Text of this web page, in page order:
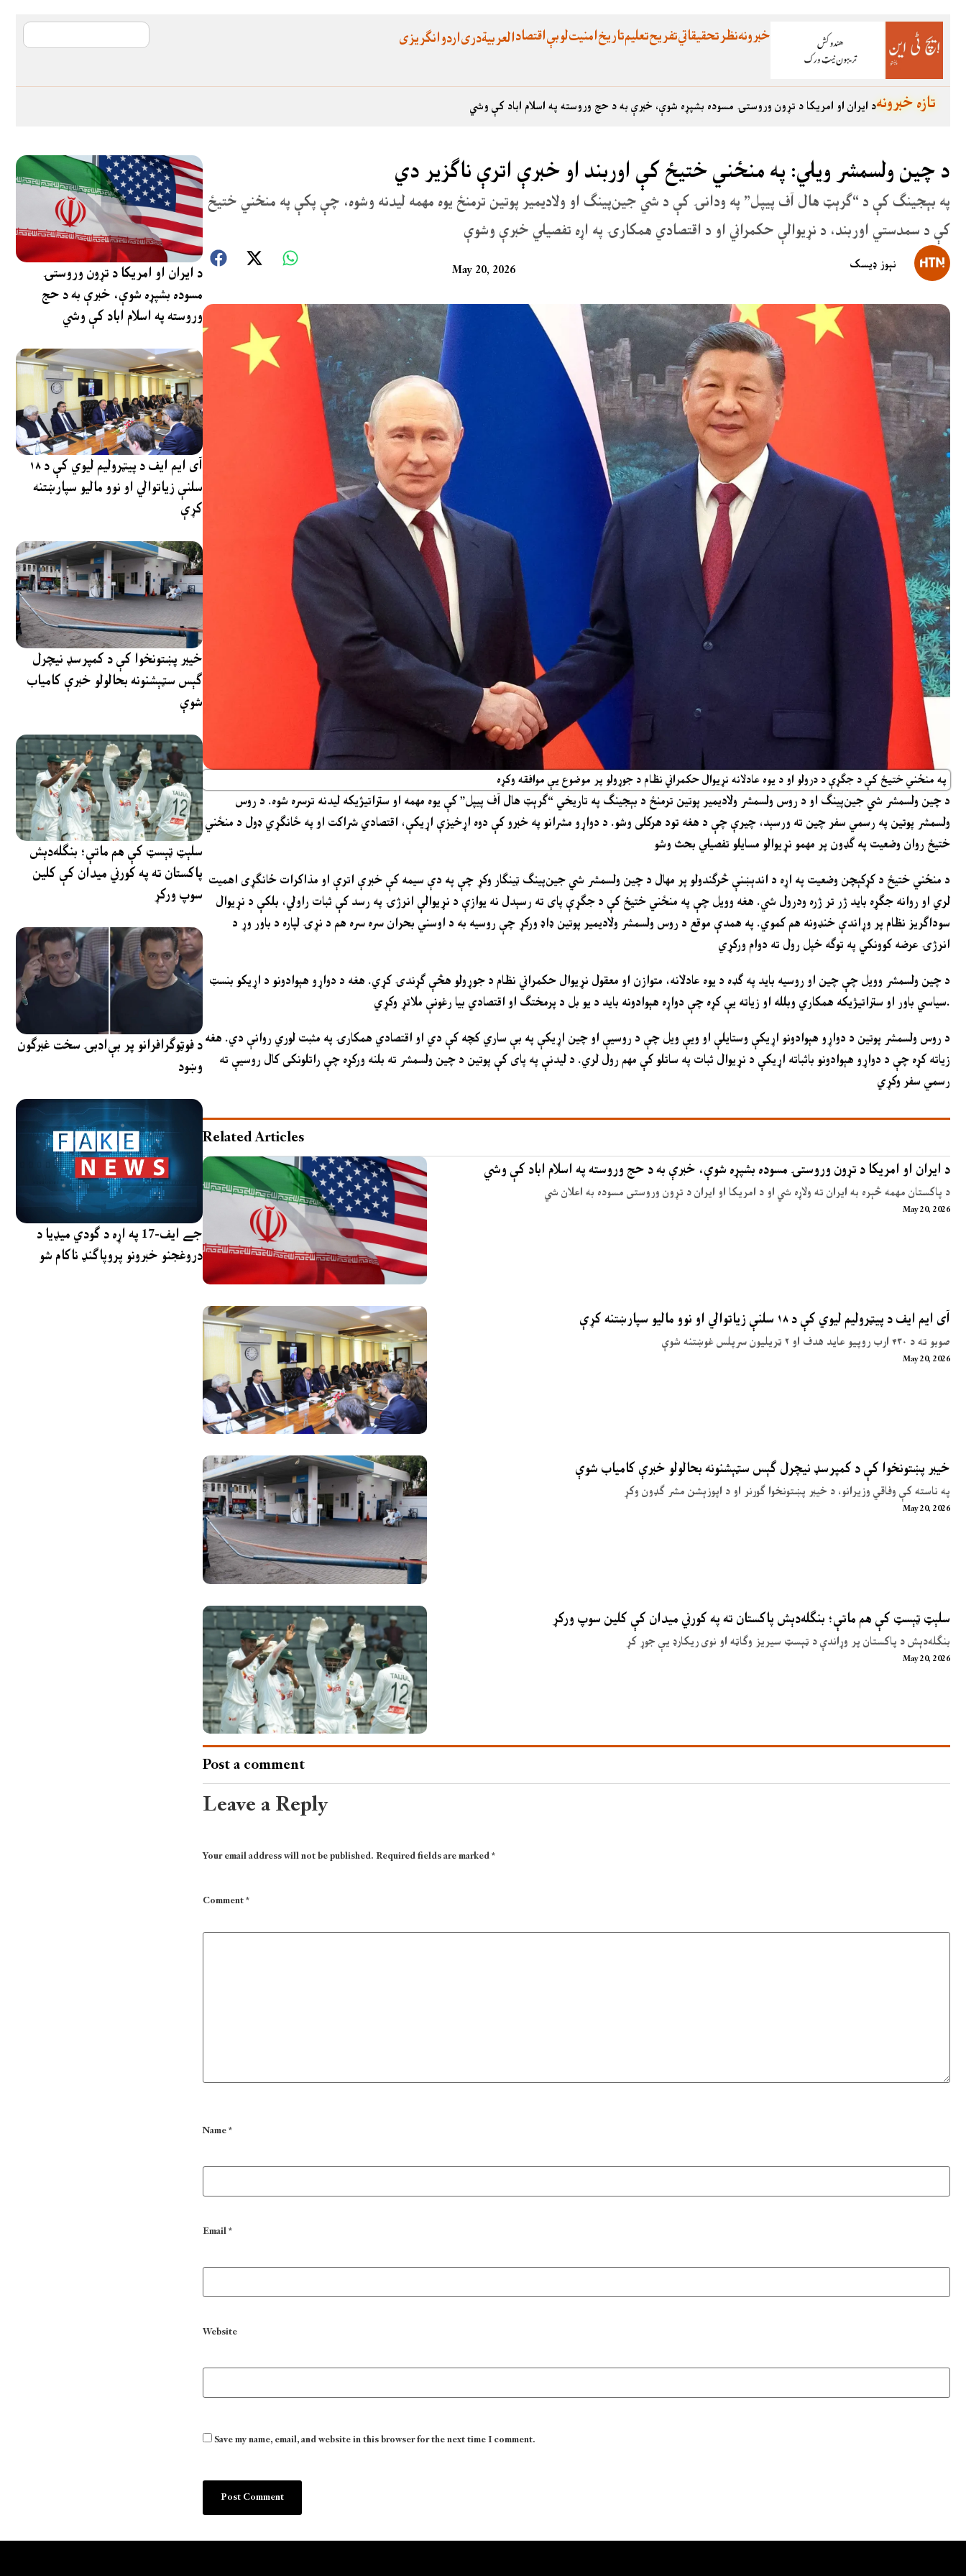
اقتصادلوبېامنیتتاریختعلیمتفریحتحقیقاتينظرخبرونه انگریزیاردودریالعربية
د ایران او امریکا د تړون وروستۍ مسوده بشپړه شوې، خبرې به د حج وروسته په اسلام اباد کې وشيتازه خبرونه
د ایران او امریکا د تړون وروستۍ
مسوده بشپړه شوې، خبرې به د حج
وروسته په اسلام اباد کې وشي
آی ایم ایف د پیټرولیم لیوي کې د ۱۸
سلنې زیاتوالي او نوو مالیو سپارښتنه
کړې
خیبر پښتونخوا کې د کمپرسډ نیچرل
ګېس سټېشنونه بحالولو خبرې کامیاب
شوې
سلېټ ټېسټ کې هم ماتې؛ بنګله‌دېش
پاکستان ته په کورني میدان کې کلین
سوپ ورکړ
د فوټوګرافرانو پر بې‌ادبۍ سخت غبرګون
وښود
جے ایف-17 په اړه د ګودي میډیا د
دروغجنو خبرونو پروپاګنډ ناکام شو
د چین ولسمشر ویلي: په منځني ختیځ کې اوربند او خبرې اترې ناگزیر دي
په بېجینګ کې د “ګرېټ هال آف پیپل” په ودانۍ کې د شي جین‌پینګ او ولادیمیر پوتین ترمنځ یوه مهمه لیدنه وشوه، چې پکې په منځني ختیځ
کې د سمدستي اوربند، د نړیوالې حکمراني او د اقتصادي همکارۍ په اړه تفصیلي خبرې وشوې
May 20, 2026 نېوز ډیسک
په منځني ختیځ کې د جګړې د درولو او د یوه عادلانه نړیوال حکمراني نظام د جوړولو پر موضوع یې موافقه وکړه
د چین ولسمشر شي جین‌پینګ او د روس ولسمشر ولادیمیر پوتین ترمنځ د بېجینګ په تاریخي “ګرېټ هال آف پیپل” کې یوه مهمه او ستراتیژیکه لیدنه ترسره شوه. د روس
ولسمشر پوتین په رسمي سفر چین ته ورسېد، چیرې چې د هغه تود هرکلی وشو. د دواړو مشرانو په خبرو کې دوه اړخیزې اړیکې، اقتصادي شراکت او په ځانګړي ډول د منځني
ختیځ روان وضعیت په ګډون پر مهمو نړیوالو مسایلو تفصیلي بحث وشو
د منځني ختیځ د کړکېچن وضعیت په اړه د اندېښنې څرګندولو پر مهال د چین ولسمشر شي جین‌پینګ ټینګار وکړ چې په دې سیمه کې خبرې اترې او مذاکرات ځانګړی اهمیت
لري او روانه جګړه باید ژر تر ژره ودرول شي. هغه وویل چې په منځني ختیځ کې د جګړې پای ته رسېدل نه یوازې د نړیوالې انرژۍ په رسد کې ثبات راولي، بلکې د نړیوال
سوداګریز نظام پر وړاندې خنډونه هم کموي. په همدې موقع د روس ولسمشر ولادیمیر پوتین ډاډ ورکړ چې روسیه به د اوسني بحران سره سره هم د نړۍ لپاره د باور وړ د
انرژۍ عرضه کوونکي په توګه خپل رول ته دوام ورکړي
د چین ولسمشر وویل چې چین او روسیه باید په ګډه د یوه عادلانه، متوازن او معقول نړیوال حکمراني نظام د جوړولو هڅې ګړندۍ کړي. هغه د دواړو هېوادونو د اړیکو بنسټ
سیاسي باور او ستراتیژیکه همکاري وبلله او زیاته یې کړه چې دواړه هېوادونه باید د یو بل د پرمختګ او اقتصادي بیا رغونې ملاتړ وکړي.
د روس ولسمشر پوتین د دواړو هېوادونو اړیکې وستایلې او ویې ویل چې د روسیې او چین اړیکې په بې ساري کچه کې دي او اقتصادي همکارۍ په مثبت لوري روانې دي. هغه
زیاته کړه چې د دواړو هېوادونو باثباته اړیکې د نړیوال ثبات په ساتلو کې مهم رول لري. د لیدنې په پای کې پوتین د چین ولسمشر ته بلنه ورکړه چې راتلونکی کال روسیې ته
رسمي سفر وکړي
Related Articles
د ایران او امریکا د تړون وروستۍ مسوده بشپړه شوې، خبرې به د حج وروسته په اسلام اباد کې وشي
د پاکستان مهمه څېره به ایران ته ولاړه شي او د امریکا او ایران د تړون وروستی مسوده به اعلان شي
May 20, 2026
آی ایم ایف د پیټرولیم لیوي کې د ۱۸ سلنې زیاتوالي او نوو مالیو سپارښتنه کړې
صوبو ته د ۴۳۰ ارب روپیو عاید هدف او ۲ ټریلیون سرپلس غوښتنه شوې
May 20, 2026
خیبر پښتونخوا کې د کمپرسډ نیچرل ګېس سټېشنونه بحالولو خبرې کامیاب شوې
په ناسته کې وفاقي وزیرانو، د خیبر پښتونخوا ګورنر او د اپوزېشن مشر ګډون وکړ
May 20, 2026
سلېټ ټېسټ کې هم ماتې؛ بنګله‌دېش پاکستان ته په کورني میدان کې کلین سوپ ورکړ
بنګله‌دېش د پاکستان پر وړاندې د ټېسټ سیریز وګاټه او نوی ریکارډ یې جوړ کړ
May 20, 2026
Post a comment
Leave a Reply
Your email address will not be published.Required fields are marked*
Comment*
Name*
Email*
Website
Save my name, email, and website in this browser for the next time I comment.